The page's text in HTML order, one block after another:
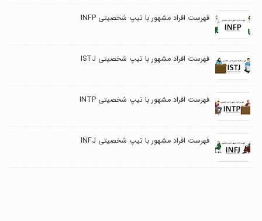
فهرست افراد مشهور با تیپ شخصیتی INFP
فهرست افراد مشهور با تیپ شخصیتی ISTJ
فهرست افراد مشهور با تیپ شخصیتی INTP
فهرست افراد مشهور با تیپ شخصیتی INFJ